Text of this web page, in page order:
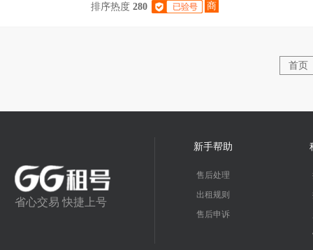
排序热度 280 商
首页
省心交易 快捷上号
新手帮助
售后处理
出租规则
售后申诉